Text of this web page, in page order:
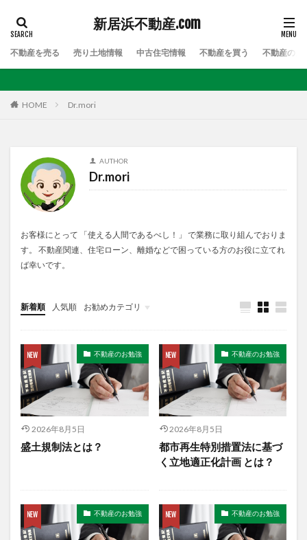
新居浜不動産.com
不動産を売る 売り土地情報 中古住宅情報 不動産を買う 不動産のお
HOME Dr.mori
AUTHOR
Dr.mori
お客様にとって 「使える人間であるべし！」 で業務に取り組んでおりま
す。 不動産関連、住宅ローン、離婚などで困っている方のお役に立てれ
ば幸いです。
新着順 人気順 お勧めカテゴリ
Uncategorized
不動産のお勉強
2026年8月5日
盛土規制法とは？
不動産のお勉強
2026年8月5日
都市再生特別措置法に基づ
く立地適正化計画 とは？
不動産のお勉強 不動産のお勉強